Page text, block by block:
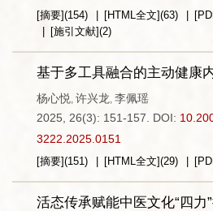
[摘要](154) [HTML全文](63)
[施引文献](2)
基于多工具融合的主动健康
杨心悦, 许兴龙, 李佩瑶
2025, 26(3): 151-157.
DOI:
3222.2025.0151
[摘要](151) [HTML全文](29)
活态传承赋能中医文化“四力